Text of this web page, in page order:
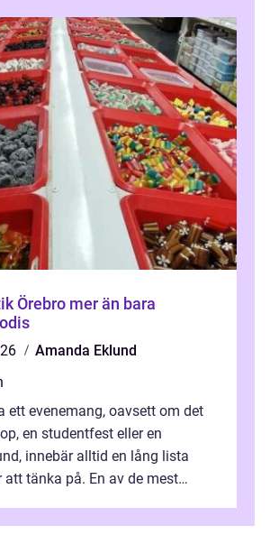
mer än bara
Amanda Eklund
ett evenemang, oavsett om det
en studentfest eller en
innebär alltid en lång lista
att tänka på. En av de mest